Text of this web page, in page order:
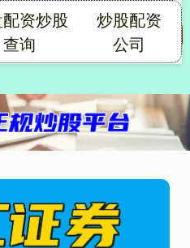
资炒股
查询
炒股配资
公司